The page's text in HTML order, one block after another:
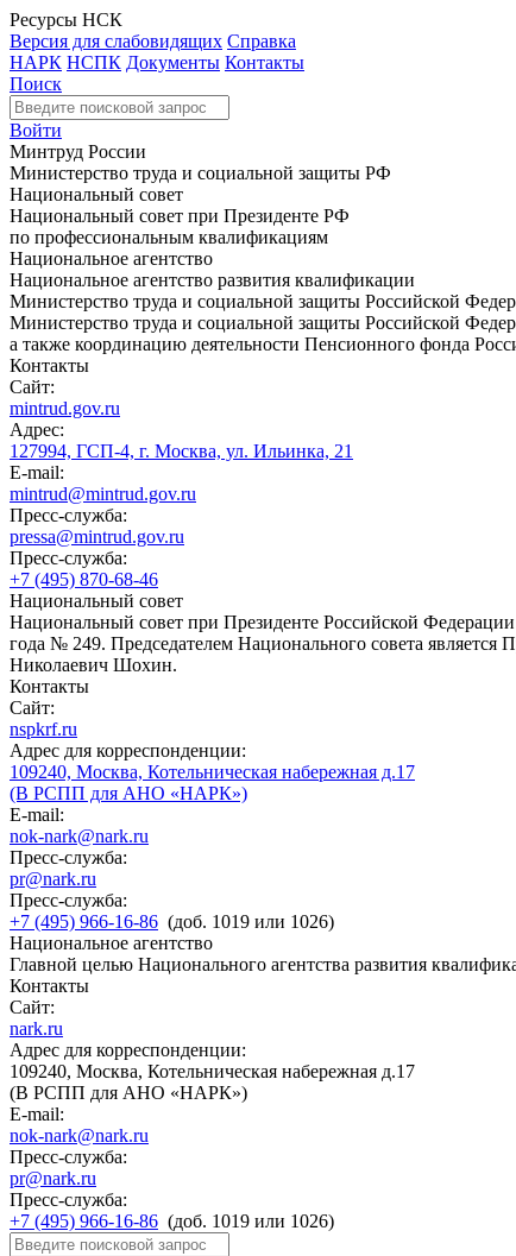
Ресурсы НСК
Версия для слабовидящих Справка
НАРК НСПК Документы Контакты
Поиск
Войти
Минтруд России
Министерство труда и социальной защиты РФ
Национальный совет
Национальный совет при Президенте РФ
по профессиональным квалификациям
Национальное агентство
Национальное агентство развития квалификации
Министерство труда и социальной защиты Российской
Министерство труда и социальной защиты Российской
а также координацию деятельности Пенсионного фонда
Контакты
Сайт:
mintrud.gov.ru
Адрес:
127994, ГСП-4, г. Москва, ул. Ильинка, 21
E-mail:
mintrud@mintrud.gov.ru
Пресс-служба:
pressa@mintrud.gov.ru
Пресс-служба:
+7 (495) 870-68-46
Национальный совет
Национальный совет при Президенте Российской
года № 249. Председателем Национального совета
Николаевич Шохин.
Контакты
Сайт:
nspkrf.ru
Адрес для корреспонденции:
109240, Москва, Котельническая набережная д.17
(В РСПП для АНО «НАРК»)
E-mail:
nok-nark@nark.ru
Пресс-служба:
pr@nark.ru
Пресс-служба:
+7 (495) 966-16-86 (доб. 1019 или 1026)
Национальное агентство
Главной целью Национального агентства развития
Контакты
Сайт:
nark.ru
Адрес для корреспонденции:
109240, Москва, Котельническая набережная д.17
(В РСПП для АНО «НАРК»)
E-mail:
nok-nark@nark.ru
Пресс-служба:
pr@nark.ru
Пресс-служба:
+7 (495) 966-16-86 (доб. 1019 или 1026)